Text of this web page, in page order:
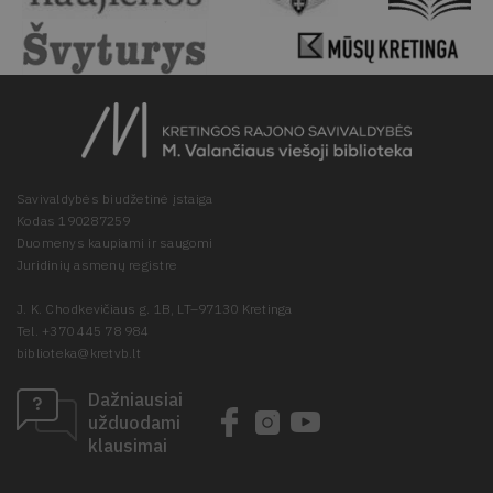
Savivaldybės biudžetinė įstaiga
Kodas 190287259
Duomenys kaupiami ir saugomi
Juridinių asmenų registre
J. K. Chodkevičiaus g. 1B, LT–97130 Kretinga
Tel. +370 445 78 984
biblioteka@kretvb.lt
Dažniausiai
užduodami
klausimai